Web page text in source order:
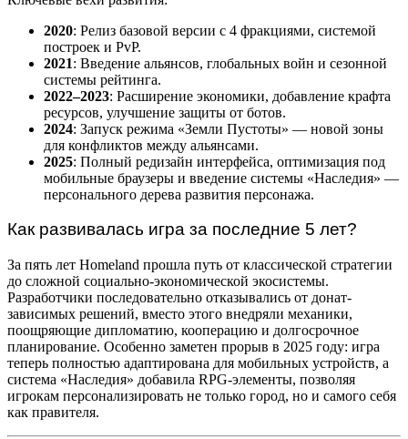
2020: Релиз базовой версии с 4 фракциями, системой
построек и PvP.
2021: Введение альянсов, глобальных войн и сезонной
системы рейтинга.
2022–2023: Расширение экономики, добавление крафта
ресурсов, улучшение защиты от ботов.
2024: Запуск режима «Земли Пустоты» — новой зоны
для конфликтов между альянсами.
2025: Полный редизайн интерфейса, оптимизация под
мобильные браузеры и введение системы «Наследия» —
персонального дерева развития персонажа.
Как развивалась игра за последние 5 лет?
За пять лет Homeland прошла путь от классической стратегии
до сложной социально-экономической экосистемы.
Разработчики последовательно отказывались от донат-
зависимых решений, вместо этого внедряли механики,
поощряющие дипломатию, кооперацию и долгосрочное
планирование. Особенно заметен прорыв в 2025 году: игра
теперь полностью адаптирована для мобильных устройств, а
система «Наследия» добавила RPG-элементы, позволяя
игрокам персонализировать не только город, но и самого себя
как правителя.